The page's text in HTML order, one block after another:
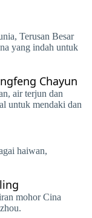
Terusan Besar
yang indah untuk
Chayun
air terjun dan
untuk mendaki dan
haiwan,
mohor Cina